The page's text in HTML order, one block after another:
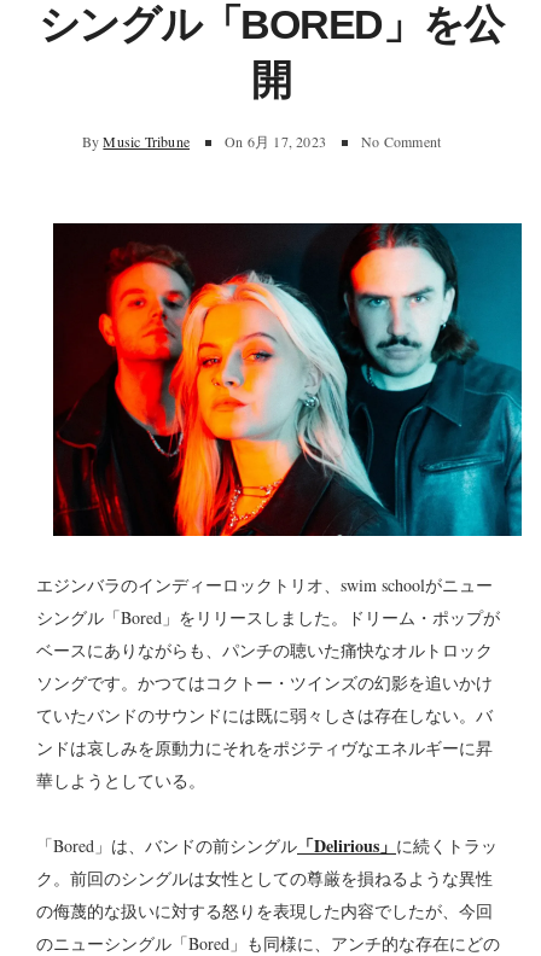
シングル「BORED」を公
開
By Music Tribune On 6月 17, 2023 No Comment
エジンバラのインディーロックトリオ、swim schoolがニュー
シングル「Bored」をリリースしました。ドリーム・ポップが
ベースにありながらも、パンチの聴いた痛快なオルトロック
ソングです。かつてはコクトー・ツインズの幻影を追いかけ
ていたバンドのサウンドには既に弱々しさは存在しない。バ
ンドは哀しみを原動力にそれをポジティヴなエネルギーに昇
華しようとしている。
「Bored」は、バンドの前シングル 「Delirious」 に続くトラッ
ク。前回のシングルは女性としての尊厳を損ねるような異性
の侮蔑的な扱いに対する怒りを表現した内容でしたが、今回
のニューシングル「Bored」も同様に、アンチ的な存在にどの